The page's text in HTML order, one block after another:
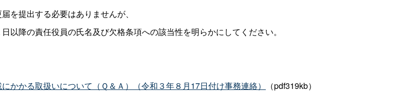
を提出する必要はありませんが、
降の責任役員の氏名及び欠格条項への該当性を明らかにしてください。
かる取扱いについて（Ｑ＆Ａ）（令和３年８月17日付け事務連絡）
（pdf319kb）